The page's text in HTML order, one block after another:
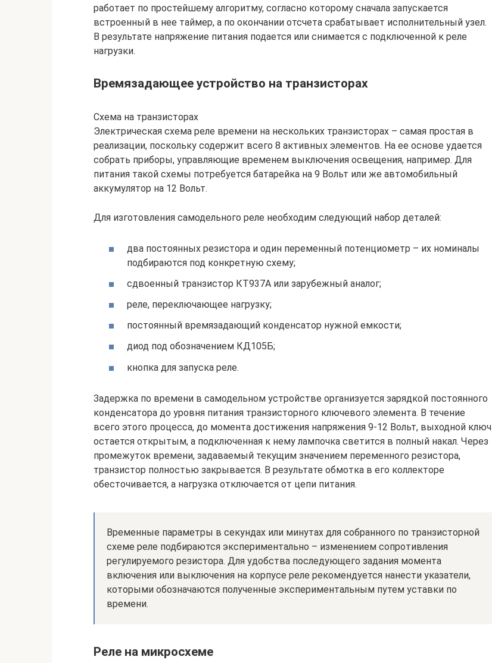
работает по простейшему алгоритму, согласно которому сначала запускается
встроенный в нее таймер, а по окончании отсчета срабатывает исполнительный узел.
В результате напряжение питания подается или снимается с подключенной к реле
нагрузки.
Времязадающее устройство на транзисторах
Схема на транзисторах
Электрическая схема реле времени на нескольких транзисторах – самая простая в
реализации, поскольку содержит всего 8 активных элементов. На ее основе удается
собрать приборы, управляющие временем выключения освещения, например. Для
питания такой схемы потребуется батарейка на 9 Вольт или же автомобильный
аккумулятор на 12 Вольт.
Для изготовления самодельного реле необходим следующий набор деталей:
два постоянных резистора и один переменный потенциометр – их номиналы
подбираются под конкретную схему;
сдвоенный транзистор КТ937А или зарубежный аналог;
реле, переключающее нагрузку;
постоянный времязадающий конденсатор нужной емкости;
диод под обозначением КД105Б;
кнопка для запуска реле.
Задержка по времени в самодельном устройстве организуется зарядкой постоянного
конденсатора до уровня питания транзисторного ключевого элемента. В течение
всего этого процесса, до момента достижения напряжения 9-12 Вольт, выходной ключ
остается открытым, а подключенная к нему лампочка светится в полный накал. Через
промежуток времени, задаваемый текущим значением переменного резистора,
транзистор полностью закрывается. В результате обмотка в его коллекторе
обесточивается, а нагрузка отключается от цепи питания.
Временные параметры в секундах или минутах для собранного по транзисторной
схеме реле подбираются экспериментально – изменением сопротивления
регулируемого резистора. Для удобства последующего задания момента
включения или выключения на корпусе реле рекомендуется нанести указатели,
которыми обозначаются полученные экспериментальным путем уставки по
времени.
Реле на микросхеме